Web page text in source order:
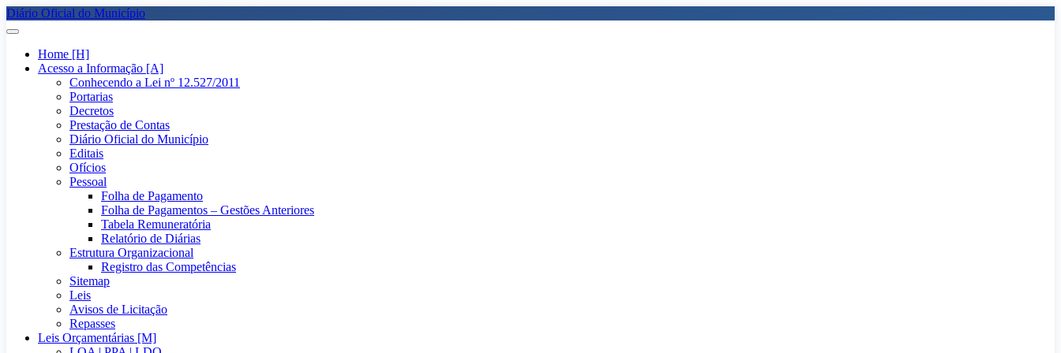
Diário Oficial do Município
Home [H]
Acesso a Informação [A]
Conhecendo a Lei nº 12.527/2011
Portarias
Decretos
Prestação de Contas
Diário Oficial do Município
Editais
Ofícios
Pessoal
Folha de Pagamento
Folha de Pagamentos – Gestões Anteriores
Tabela Remuneratória
Relatório de Diárias
Estrutura Organizacional
Registro das Competências
Sitemap
Leis
Avisos de Licitação
Repasses
Leis Orçamentárias [M]